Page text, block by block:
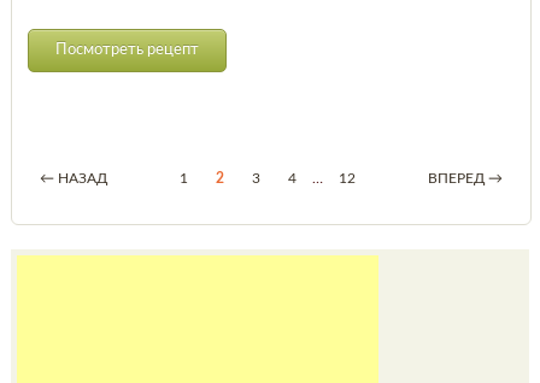
Посмотреть рецепт
← НАЗАД 1 2 3 4 12 ВПЕРЕД →